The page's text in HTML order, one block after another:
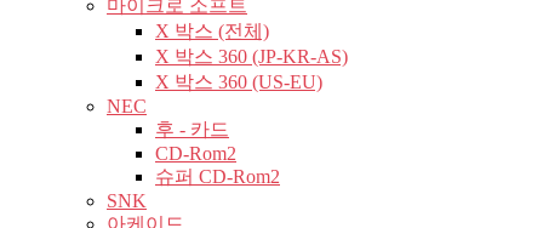
마이크로 소프트
X 박스 (전체)
X 박스 360 (JP-KR-AS)
X 박스 360 (US-EU)
NEC
후 - 카드
CD-Rom2
슈퍼 CD-Rom2
SNK